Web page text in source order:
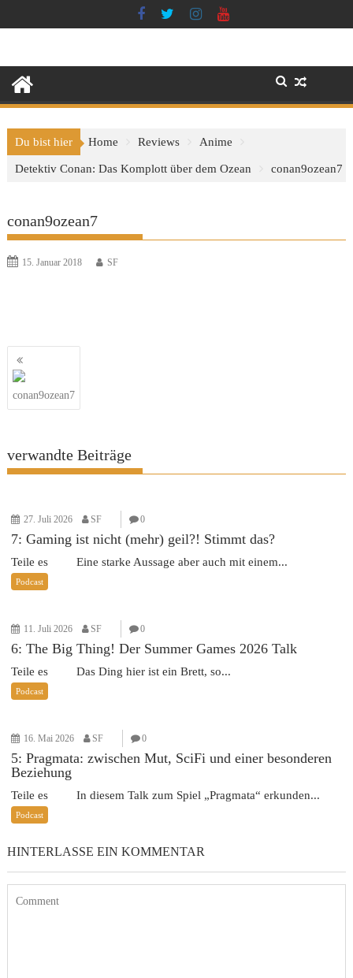
to
Du bist hier Home Reviews Anime
Detektiv Conan: Das Komplott über dem Ozean conan9ozean7
conan9ozean7
15. Januar 2018 SF
Beitragsnavigation
conan9ozean7
verwandte Beiträge
27. Juli 2026 SF 0
7: Gaming ist nicht (mehr) geil?! Stimmt das?
Teile es Eine starke Aussage aber auch mit einem...
Podcast
11. Juli 2026 SF 0
6: The Big Thing! Der Summer Games 2026 Talk
Teile es Das Ding hier ist ein Brett, so...
Podcast
16. Mai 2026 SF 0
5: Pragmata: zwischen Mut, SciFi und einer besonderen
Beziehung
Teile es In diesem Talk zum Spiel „Pragmata“ erkunden...
Podcast
HINTERLASSE EIN KOMMENTAR